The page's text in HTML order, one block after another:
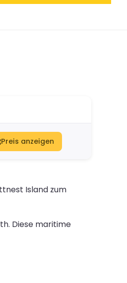
Preis anzeigen
Island zum
Diese maritime